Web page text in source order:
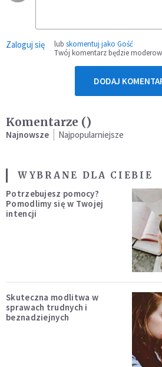
Zaloguj się lub skomentuj jako Gość
Twój komentarz będzie
DODAJ
Komentarze ()
Najnowsze Najpopularniejsze
WYBRANE DLA CIEBIE
Potrzebujesz pomocy?
Pomodlimy się w Twojej
intencji
Skuteczna modlitwa w
sprawach trudnych i
beznadziejnych